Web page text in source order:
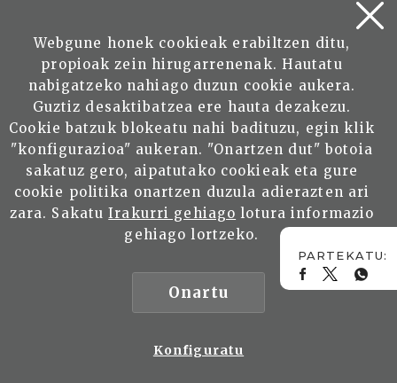
Mikel Landa. Añanako Gatz Harana
Fundazioaren zuzendaria: Gatz mota
asko dago, batzuk onak, baina
Añanakoaren modukoa bakarrik
SILLERO ALFARO, Maider
Irakurri
Webgune honek cookieak erabiltzen ditu,
propioak zein hirugarrenenak. Hautatu
nabigatzeko nahiago duzun cookie aukera.
Guztiz desaktibatzea ere hauta dezakezu.
Cookie batzuk blokeatu nahi badituzu, egin klik
"konfigurazioa" aukeran. "Onartzen dut" botoia
sakatuz gero, aipatutako cookieak eta gure
cookie politika onartzen duzula adierazten ari
zara. SakatuIrakurri gehiago lotura informazio
gehiago lortzeko.
Onartu
Konfiguratu